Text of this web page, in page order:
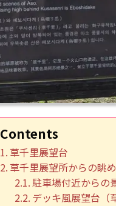
Contents
草千里展望台
草千里展望所からの眺め
駐車場付近からの
デッキ風展望台（